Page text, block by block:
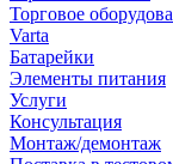
Торговое
Varta
Батарейки
Элементы питания
Услуги
Консультация
Монтаж/демонтаж